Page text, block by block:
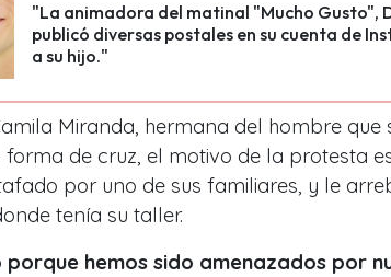
"La animadora del matinal "Mucho Gusto",
publicó diversas postales en su cuenta de
a su hijo."
Miranda, hermana del hombre que
de cruz, el motivo de la protesta
por uno de sus familiares, y le
tenía su taller.
porque hemos sido amenazados por